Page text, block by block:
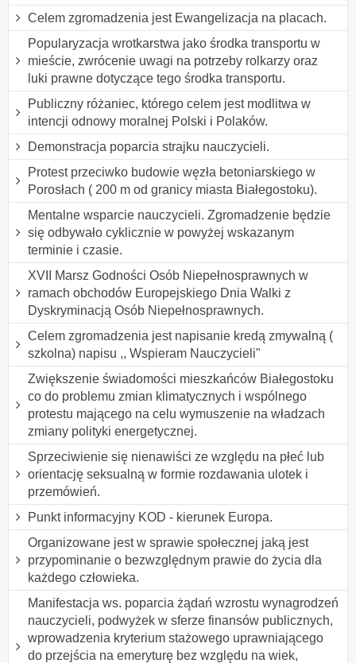
Celem zgromadzenia jest Ewangelizacja na placach.
Popularyzacja wrotkarstwa jako środka transportu w
mieście, zwrócenie uwagi na potrzeby rolkarzy oraz
luki prawne dotyczące tego środka transportu.
Publiczny różaniec, którego celem jest modlitwa w
intencji odnowy moralnej Polski i Polaków.
Demonstracja poparcia strajku nauczycieli.
Protest przeciwko budowie węzła betoniarskiego w
Porosłach ( 200 m od granicy miasta Białegostoku).
Mentalne wsparcie nauczycieli. Zgromadzenie będzie
się odbywało cyklicznie w powyżej wskazanym
terminie i czasie.
XVII Marsz Godności Osób Niepełnosprawnych w
ramach obchodów Europejskiego Dnia Walki z
Dyskryminacją Osób Niepełnosprawnych.
Celem zgromadzenia jest napisanie kredą zmywalną (
szkolna) napisu ,, Wspieram Nauczycieli"
Zwiększenie świadomości mieszkańców Białegostoku
co do problemu zmian klimatycznych i wspólnego
protestu mającego na celu wymuszenie na władzach
zmiany polityki energetycznej.
Sprzeciwienie się nienawiści ze względu na płeć lub
orientację seksualną w formie rozdawania ulotek i
przemówień.
Punkt informacyjny KOD - kierunek Europa.
Organizowane jest w sprawie społecznej jaką jest
przypominanie o bezwzględnym prawie do życia dla
każdego człowieka.
Manifestacja ws. poparcia żądań wzrostu wynagrodzeń
nauczycieli, podwyżek w sferze finansów publicznych,
wprowadzenia kryterium stażowego uprawniającego
do przejścia na emeryturę bez względu na wiek,